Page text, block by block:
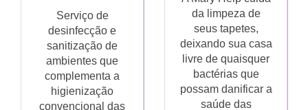
Serviço de
desinfecção e
sanitização de
ambientes que
complementa a
higienização
convencional das
da limpeza de
seus tapetes,
deixando sua casa
livre de quaisquer
bactérias que
possam danificar a
saúde das